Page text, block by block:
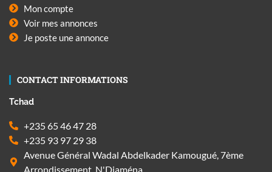
Mon compte
Voir mes annonces
Je poste une annonce
CONTACT INFORMATIONS
Tchad
+235 65 46 47 28
+235 93 97 29 38
Avenue Général Wadal Abdelkader Kamougué, 7ème
Arrondissement, N'Djaména